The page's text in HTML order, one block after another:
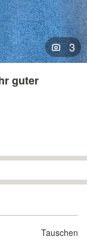
3
guter
Tauschen